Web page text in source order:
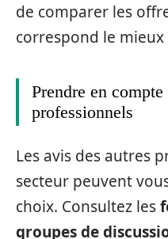
de comparer les
correspond le mieux
Prendre en
professionnels
Les avis des autres
secteur peuvent
choix. Consultez les
groupes de